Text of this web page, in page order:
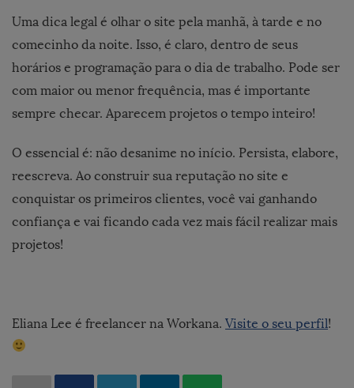
Uma dica legal é olhar o site pela manhã, à tarde e no
comecinho da noite. Isso, é claro, dentro de seus
horários e programação para o dia de trabalho. Pode ser
com maior ou menor frequência, mas é importante
sempre checar. Aparecem projetos o tempo inteiro!
O essencial é: não desanime no início. Persista, elabore,
reescreva. Ao construir sua reputação no site e
conquistar os primeiros clientes, você vai ganhando
confiança e vai ficando cada vez mais fácil realizar mais
projetos!
Eliana Lee é freelancer na Workana. Visite o seu perfil!